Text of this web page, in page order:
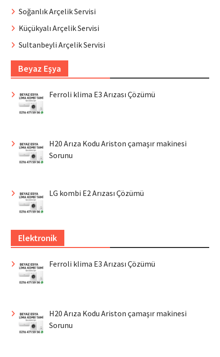
Soğanlık Arçelik Servisi
Küçükyalı Arçelik Servisi
Sultanbeyli Arçelik Servisi
Beyaz Eşya
Ferroli klima E3 Arızası Çözümü
H20 Arıza Kodu Ariston çamaşır makinesi
Sorunu
LG kombi E2 Arızası Çözümü
Elektronik
Ferroli klima E3 Arızası Çözümü
H20 Arıza Kodu Ariston çamaşır makinesi
Sorunu